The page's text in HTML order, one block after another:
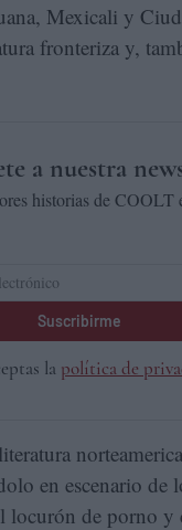
Mexicali y
fronteriza y,
a nuestra
historias de COOLT
Suscribirme
la política de
en escenario de
locurón de porno y